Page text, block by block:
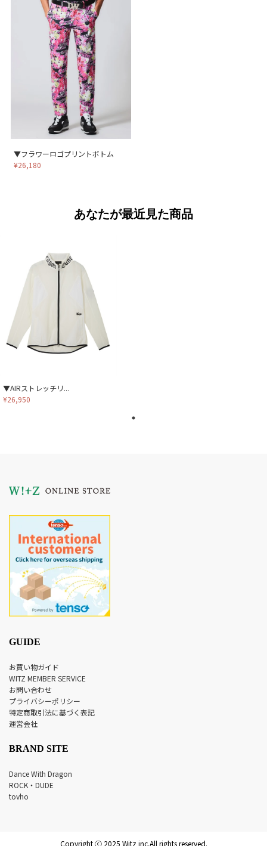
▼フラワーロゴプリントボトム
¥26,180
あなたが最近見た商品
▼AIRストレッチリ...
¥26,950
GUIDE
お買い物ガイド
WITZ MEMBER SERVICE
お問い合わせ
プライバシーポリシー
特定商取引法に基づく表記
運営会社
BRAND SITE
Dance With Dragon
ROCK・DUDE
tovho
Copyright ⓒ 2025 Witz inc.All rights reserved.